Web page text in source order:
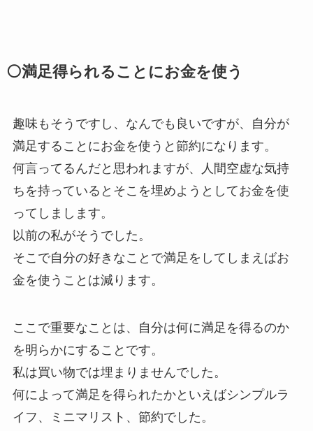
⚪満足得られることにお金を使う
趣味もそうですし、なんでも良いですが、自分が
満足することにお金を使うと節約になります。
何言ってるんだと思われますが、人間空虚な気持
ちを持っているとそこを埋めようとしてお金を使
ってしまします。
以前の私がそうでした。
そこで自分の好きなことで満足をしてしまえばお
金を使うことは減ります。
ここで重要なことは、自分は何に満足を得るのか
を明らかにすることです。
私は買い物では埋まりませんでした。
何によって満足を得られたかといえばシンプルラ
イフ、ミニマリスト、節約でした。